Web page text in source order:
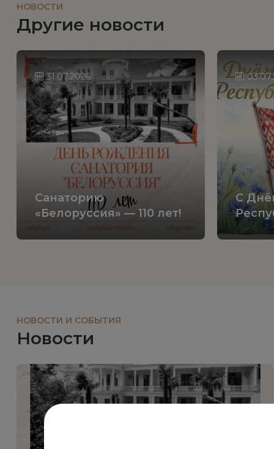
НОВОСТИ
Другие новости
31.07.2026
Санаторию
«Белоруссия» — 110 лет!
С
НОВОСТИ И СОБЫТИЯ
Новости